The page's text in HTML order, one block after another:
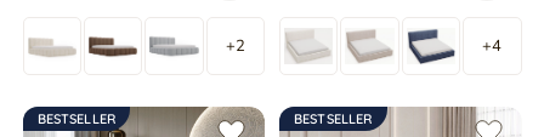
+2 +4
BESTSELLER BESTSELLER